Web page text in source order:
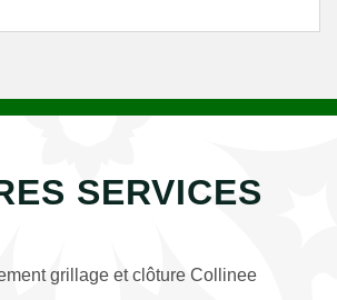
SERVICES
grillage et clôture Collinee